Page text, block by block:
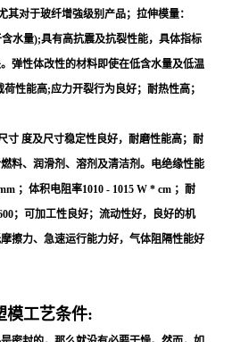
其对于玻纤增強级别产品；拉伸模量：
含水量);具有高抗震及抗裂性能，具体指标
弹性体改性的材料即使在低含水量及低温
荷性能高;应力开裂行为良好；耐热性高；
寸 度及尺寸稳定性良好，耐磨性能高；耐
料、润滑剂、溶剂及清洁剂。电绝缘性能
；体积电阻率1010 - 1015 W * cm ；耐
；可加工性良好；流动性好，良好的机
擦力、急速运行能力好，气体阻隔性能好
模工艺条件: